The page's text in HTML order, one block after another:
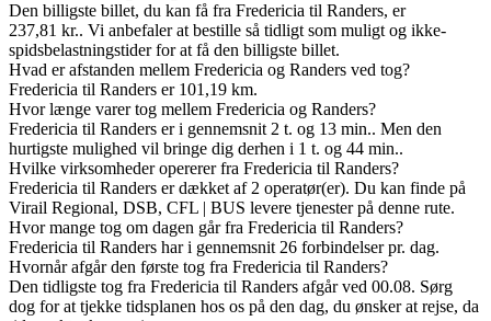
Den billigste billet, du kan få fra Fredericia til Randers, er
237,81 kr.. Vi anbefaler at bestille så tidligt som muligt og ikke-
spidsbelastningstider for at få den billigste billet.
Hvad er afstanden mellem Fredericia og Randers ved tog?
Fredericia til Randers er 101,19 km.
Hvor længe varer tog mellem Fredericia og Randers?
Fredericia til Randers er i gennemsnit 2 t. og 13 min.. Men den
hurtigste mulighed vil bringe dig derhen i 1 t. og 44 min..
Hvilke virksomheder opererer fra Fredericia til Randers?
Fredericia til Randers er dækket af 2 operatør(er). Du kan finde på
Virail Regional, DSB, CFL | BUS levere tjenester på denne rute.
Hvor mange tog om dagen går fra Fredericia til Randers?
Fredericia til Randers har i gennemsnit 26 forbindelser pr. dag.
Hvornår afgår den første tog fra Fredericia til Randers?
Den tidligste tog fra Fredericia til Randers afgår ved 00.08. Sørg
dog for at tjekke tidsplanen hos os på den dag, du ønsker at rejse, da